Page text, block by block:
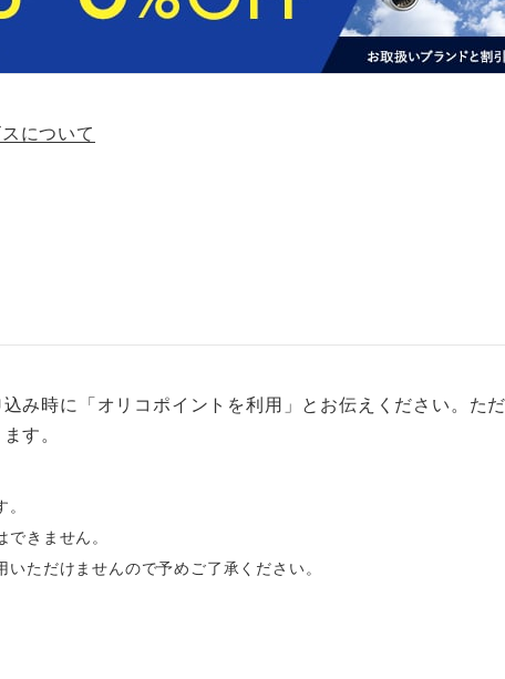
について
み時に「オリコポイントを利用」とお伝えください。た
す。
きません。
ただけませんので予めご了承ください。